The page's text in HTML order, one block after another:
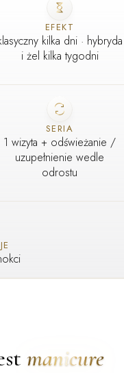
EFEKT
kilka dni · hybryda
i żel kilka tygodni
SERIA
1 wizyta + odświeżanie /
uzupełnienie wedle
odrostu
manicure